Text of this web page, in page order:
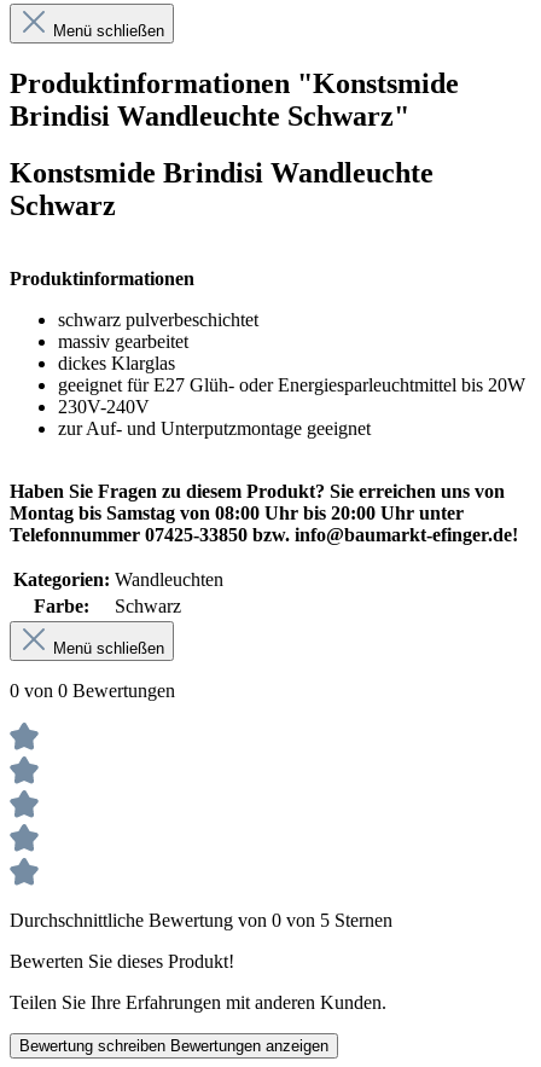
Menü schließen
Produktinformationen "Konstsmide
Brindisi Wandleuchte Schwarz"
Konstsmide Brindisi Wandleuchte
Schwarz
Produktinformationen
schwarz pulverbeschichtet
massiv gearbeitet
dickes Klarglas
geeignet für E27 Glüh- oder Energiesparleuchtmittel bis 20W
230V-240V
zur Auf- und Unterputzmontage geeignet
Haben Sie Fragen zu diesem Produkt? Sie erreichen uns von
Montag bis Samstag von 08:00 Uhr bis 20:00 Uhr unter
Telefonnummer 07425-33850 bzw. info@baumarkt-efinger.de!
Kategorien: Wandleuchten
Farbe:
Schwarz
Menü schließen
0 von 0 Bewertungen
Durchschnittliche Bewertung von 0 von 5 Sternen
Bewerten Sie dieses Produkt!
Teilen Sie Ihre Erfahrungen mit anderen Kunden.
Bewertung schreiben Bewertungen anzeigen